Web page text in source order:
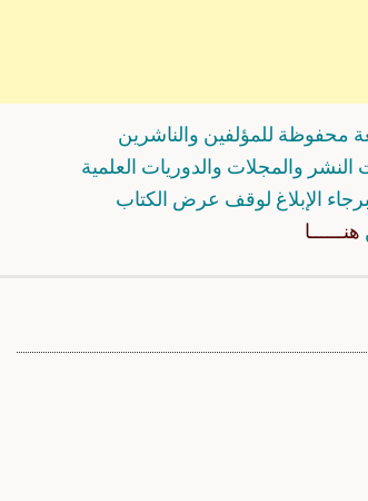
محفوظة للمؤلفين والناشرين
والمجلات والدوريات العلمية
الإبلاغ لوقف عرض الكتاب
هنــــــا